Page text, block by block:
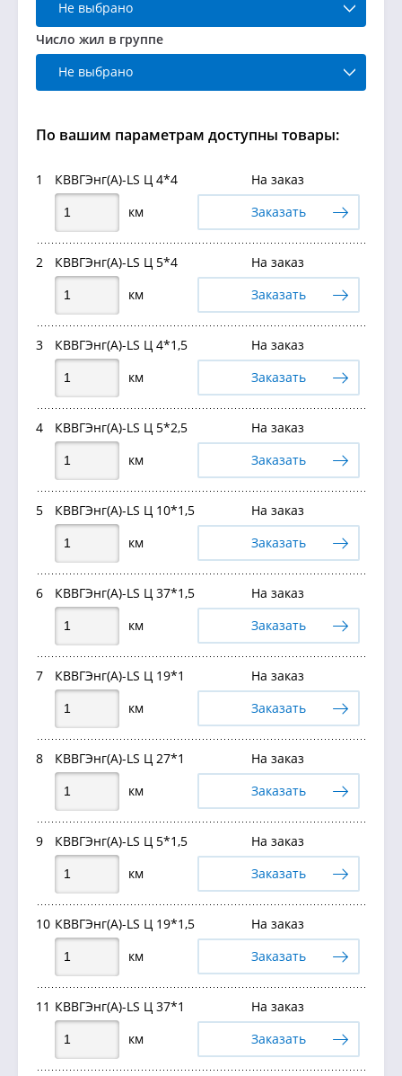
Не выбрано
Число жил в группе
Не выбрано
По вашим параметрам доступны товары:
1 КВВГЭнг(А)-LS Ц 4*4
На заказ
км
Заказать
2 КВВГЭнг(А)-LS Ц 5*4
На заказ
км
Заказать
3 КВВГЭнг(А)-LS Ц 4*1,5
На заказ
км
Заказать
4 КВВГЭнг(А)-LS Ц 5*2,5
На заказ
км
Заказать
5 КВВГЭнг(А)-LS Ц 10*1,5
На заказ
км
Заказать
6 КВВГЭнг(А)-LS Ц 37*1,5
На заказ
км
Заказать
7 КВВГЭнг(А)-LS Ц 19*1
На заказ
км
Заказать
8 КВВГЭнг(А)-LS Ц 27*1
На заказ
км
Заказать
9 КВВГЭнг(А)-LS Ц 5*1,5
На заказ
км
Заказать
10 КВВГЭнг(А)-LS Ц 19*1,5
На заказ
км
Заказать
11 КВВГЭнг(А)-LS Ц 37*1
На заказ
км
Заказать